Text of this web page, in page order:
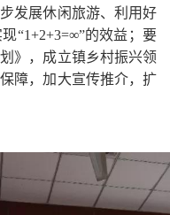
发展休闲旅游、利用好
“1+2+3=∞”的效益；要
》，成立镇乡村振兴领
障，加大宣传推介，扩